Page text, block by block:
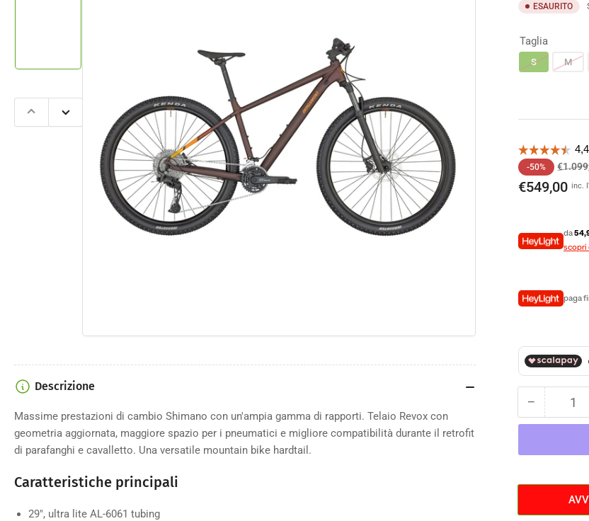
Apri
contenuto
multimediale
1
nella
Slide
precedente
Slide
successiva
ESAURITO
Taglia
S M
Prezzo
di
-50%
€549,00 inc.
da
scopri
paga
− Diminuisci
la
per
Revox
2025
Quantità
Descrizione
Massime prestazioni di cambio Shimano con un'ampia gamma di rapporti. Telaio Revox con
geometria aggiornata, maggiore spazio per i pneumatici e migliore compatibilità durante il retrofit
di parafanghi e cavalletto. Una versatile mountain bike hardtail.
Caratteristiche principali
29", ultra lite AL-6061 tubing